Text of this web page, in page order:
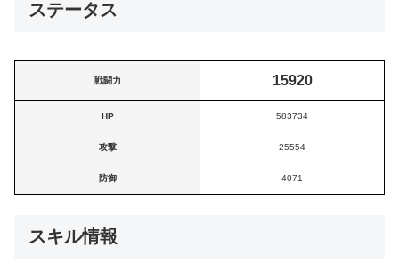
ステータス
戦闘力 15920
HP 583734
攻撃 25554
防御 4071
スキル情報